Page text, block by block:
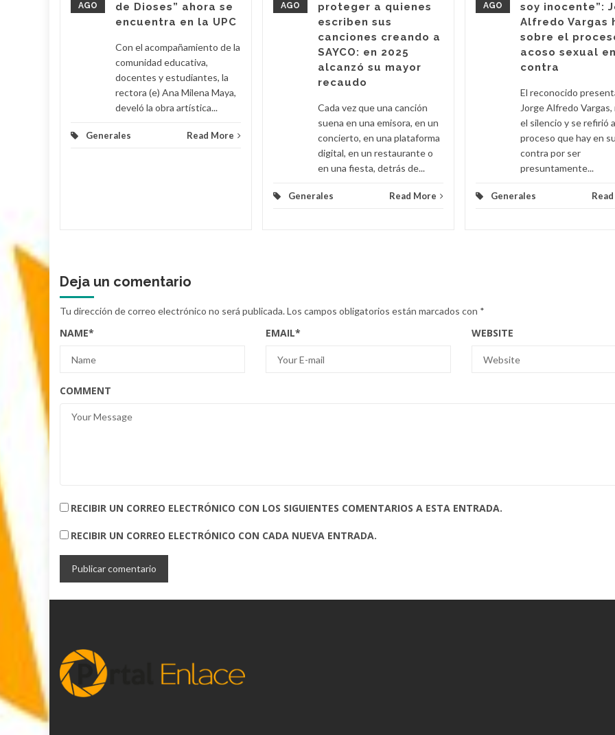
AGO
de Dioses” ahora se
encuentra en la UPC
Con el acompañamiento de la
comunidad educativa,
docentes y estudiantes, la
rectora (e) Ana Milena Maya,
develó la obra artística...
Generales Read More
AGO
proteger a quienes
escriben sus
canciones creando a
SAYCO: en 2025
alcanzó su mayor
recaudo
Cada vez que una canción
suena en una emisora, en un
concierto, en una plataforma
digital, en un restaurante o
en una fiesta, detrás de...
Generales Read More
AGO
soy inocente”:
Alfredo Vargas
sobre el
acoso sexual
contra
El reconocido
Jorge Alfredo Vargas,
el silencio y se refirió
proceso que hay en su
contra por ser
presuntamente...
Generales
Deja un comentario
Tu dirección de correo electrónico no será publicada.Los campos obligatorios están marcados con *
NAME* EMAIL* WEBSITE
COMMENT
RECIBIR UN CORREO ELECTRÓNICO CON LOS SIGUIENTES COMENTARIOS A ESTA ENTRADA.
RECIBIR UN CORREO ELECTRÓNICO CON CADA NUEVA ENTRADA.